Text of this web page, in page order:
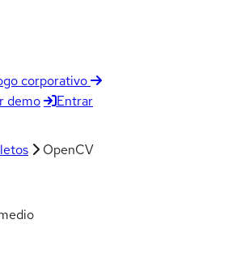
corporativo
demo Entrar
OpenCV